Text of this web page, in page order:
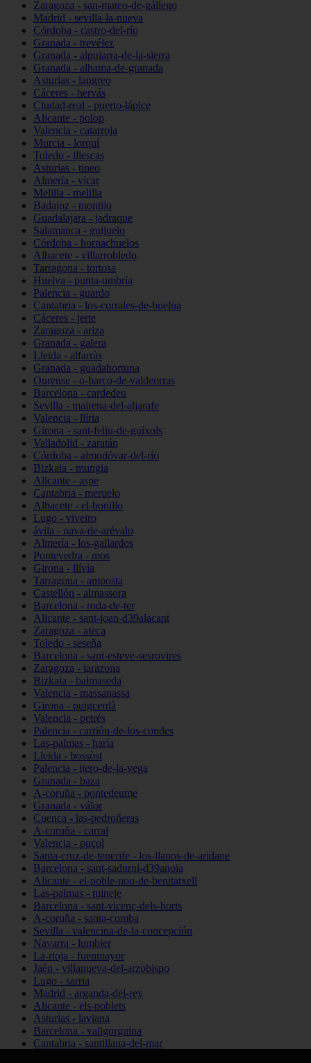
Zaragoza - san-mateo-de-gállego
Madrid - sevilla-la-nueva
Córdoba - castro-del-río
Granada - trevélez
Granada - alpujarra-de-la-sierra
Granada - alhama-de-granada
Asturias - langreo
Cáceres - hervás
Ciudad-real - puerto-lápice
Alicante - polop
Valencia - catarroja
Murcia - lorquí
Toledo - illescas
Asturias - tineo
Almería - vícar
Melilla - melilla
Badajoz - montijo
Guadalajara - jadraque
Salamanca - guijuelo
Córdoba - hornachuelos
Albacete - villarrobledo
Tarragona - tortosa
Huelva - punta-umbría
Palencia - guardo
Cantabria - los-corrales-de-buelna
Cáceres - jerte
Zaragoza - ariza
Granada - galera
Lleida - alfarràs
Granada - guadahortuna
Ourense - o-barco-de-valdeorras
Barcelona - cardedeu
Sevilla - mairena-del-aljarafe
Valencia - llíria
Girona - sant-feliu-de-guíxols
Valladolid - zaratán
Córdoba - almodóvar-del-río
Bizkaia - mungia
Alicante - aspe
Cantabria - meruelo
Albacete - el-bonillo
Lugo - viveiro
ávila - nava-de-arévalo
Almería - los-gallardos
Pontevedra - mos
Girona - llívia
Tarragona - amposta
Castellón - almassora
Barcelona - roda-de-ter
Alicante - sant-joan-d39alacant
Zaragoza - ateca
Toledo - seseña
Barcelona - sant-esteve-sesrovires
Zaragoza - tarazona
Bizkaia - balmaseda
Valencia - massanassa
Girona - puigcerdà
Valencia - petrés
Palencia - carrión-de-los-condes
Las-palmas - haría
Lleida - bossòst
Palencia - itero-de-la-vega
Granada - baza
A-coruña - pontedeume
Granada - válor
Cuenca - las-pedroñeras
A-coruña - carral
Valencia - puçol
Santa-cruz-de-tenerife - los-llanos-de-aridane
Barcelona - sant-sadurní-d39anoia
Alicante - el-poble-nou-de-benitatxell
Las-palmas - tuineje
Barcelona - sant-vicenç-dels-horts
A-coruña - santa-comba
Sevilla - valencina-de-la-concepción
Navarra - lumbier
La-rioja - fuenmayor
Jaén - villanueva-del-arzobispo
Lugo - sarria
Madrid - arganda-del-rey
Alicante - els-poblets
Asturias - laviana
Barcelona - vallgorguina
Cantabria - santillana-del-mar